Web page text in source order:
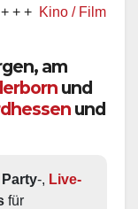
/ Film + + + Ww
am
und
und
Party-, Live-